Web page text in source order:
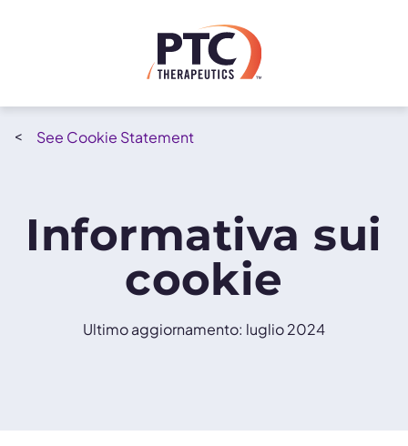
Cookie Statement
Informativa sui
cookie
Ultimo aggiornamento: luglio 2024